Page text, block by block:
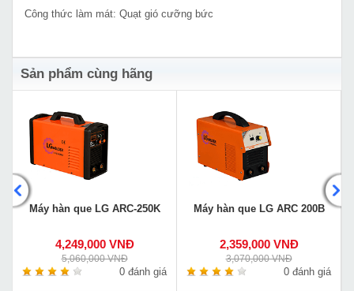
Công thức làm mát: Quạt gió cưỡng bức
Sản phẩm cùng hãng
Máy hàn que LG ARC-250K
4,249,000 VNĐ
5,060,000 VNĐ
0 đánh giá
Máy hàn que LG ARC 200B
2,359,000 VNĐ
3,070,000 VNĐ
0 đánh giá